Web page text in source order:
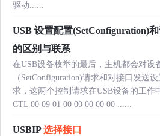
驱动......
USB 设置配置(SetConfiguration)
的区别与联系
在USB设备枚举的最后，主机都会对设
（SetConfiguration)请求和对接口发送
求，这两个控制请求在USB设备的工作
CTL 00 09 01 00 00 00 00 00 ......
USBIP选择接口